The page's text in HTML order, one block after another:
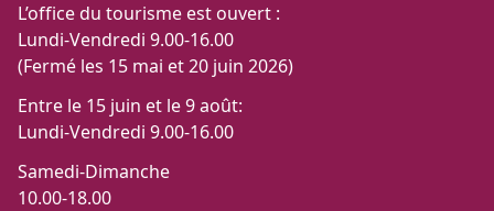
L’office du tourisme est ouvert :
Lundi-Vendredi 9.00-16.00
(Fermé les 15 mai et 20 juin 2026)
Entre le 15 juin et le 9 août:
Lundi-Vendredi 9.00-16.00
Samedi-Dimanche
10.00-18.00